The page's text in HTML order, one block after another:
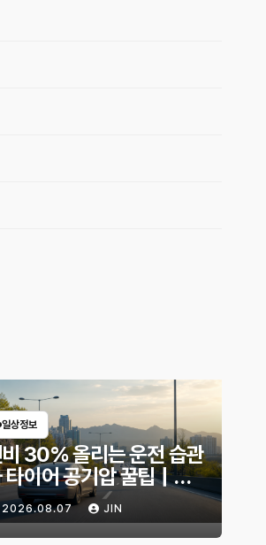
일상정보
30% 올리는 운전 습관
타이어 공기압 꿀팁｜주
가 달라지는 핵심은?
2026.08.07 JIN